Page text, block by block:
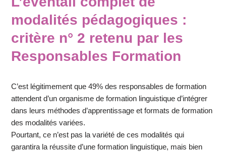
modalités pédagogiques :
critère n° 2 retenu par les
Responsables Formation
C’est légitimement que 49% des responsables de formation
attendent d’un organisme de formation linguistique d’intégrer
dans leurs méthodes d’apprentissage et formats de formation
des modalités variées.
Pourtant, ce n’est pas la variété de ces modalités qui
garantira la réussite d’une formation linguistique, mais bien